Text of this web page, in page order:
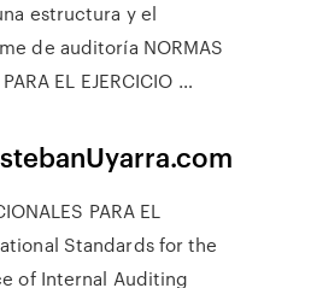
estructura y el
de auditoría NORMAS
EL EJERCICIO …
PARA EL
Standards for the
of Internal Auditing